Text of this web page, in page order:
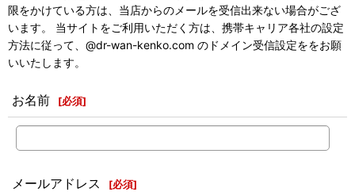
限をかけている方は、当店からのメールを受信出来ない場合がござ
います。 当サイトをご利用いただく方は、携帯キャリア各社の設定
方法に従って、@dr-wan-kenko.com のドメイン受信設定ををお願
いいたします。
お名前 [必須]
メールアドレス [必須]